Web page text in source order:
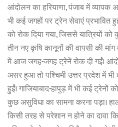
आंदोलन का हरियाणा, पंजाब में व्यापक
भी कई जगहों पर ट्रेन सेवाएं प्रभावित
को रोक दिया गया, जिससे यात्रियों
तीन नए कृषि कानूनों की वापसी की
में आज जगह-जगह ट्रेनें रोक दी गईं।
असर हुआ तो पश्चिमी उत्तर प्रदेश में
हुईं। गाजियाबाद-हापुड़ में भी कई ट्रेनों
कुछ असुविधा का सामना करना पड़ा।
किसी तरह से परेशान न होने का दावा